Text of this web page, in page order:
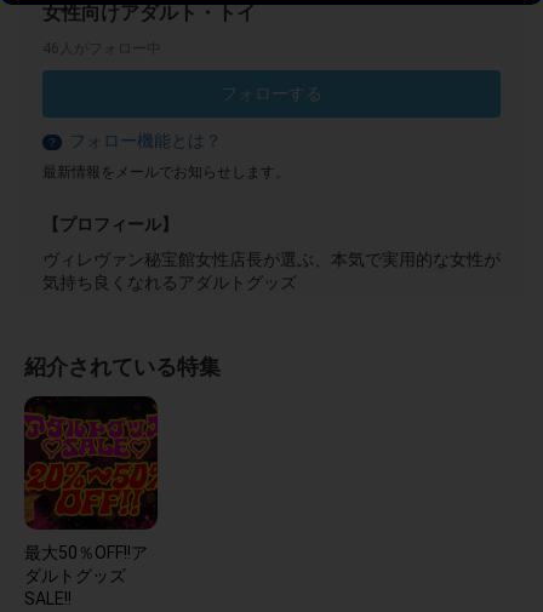
女性向けアダルト・トイ
46人がフォロー中
フォローする
？ フォロー機能とは？
最新情報をメールでお知らせします。
【プロフィール】
ヴィレヴァン秘宝館女性店長が選ぶ、本気で実用的な女性が
気持ち良くなれるアダルトグッズ
紹介されている特集
最大50％OFF!!ア
ダルトグッズ
SALE!!